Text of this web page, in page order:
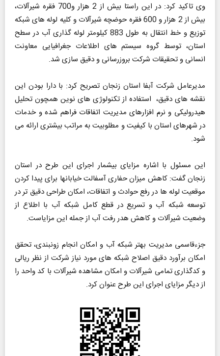
وی تاکید کرد: در این راستا بیش از 2 هزار و700 فقره شیرآلات،
بیش از 2 هزار و 600 فقره حوضچه شیرآلات و کلیه لوله های شبکه
توزیع و خط انتقال به طول 883 کیلومتر لوله گذاری آب در سطح
استان، توسط گروه سیستم های اطلاعات جغرافیایی معاونت
انسانی و تحقیقات شرکت بروزرسانی و دقیق سازی شد.
مدیرعامل شرکت آبفا استان زنجان تصریح کرد: با دارا بودن این
نقشه های دقیق، استفاده از تکنولوژی های نوین همچون تحلیل
هیدرولیکی و نرم افزارهای مدیریت اتفاقات فراهم شده و خدمات
در شهرهای استان با کیفیت و مطلوبیت به مراتب بیشتری ارائه می
شود.
این مسئول با اشاره مزایای بیشمار اجرای این طرح در استان
زنجان گفت: کاهش میزان حفاری آسفالت خیابانها برای پیدا کردن
موقعیت لوله ها در رفع حوادث و اتفاقات، امکان طراحی دقیق تر در
توسعه شبکه آب و تسریع در قطع کامل شبکه آب با اطلاع از
وضعیت شیرآلات و کاهش هدر رفت آب از جمله این مزایاست.
جزءقاسمی مدیریت بهتر شبکه آب و امکان انجام زونبندی، تحقق
امکان برآورد دقیق اصلاح شبکه های مورد نیاز شرکت از نظر ریالی
و کدگذاری تمامی شیرآلات و امکان مشاهده شیرآلات با کد واحد را
از دیگر مزایای اجرای این طرح عنوان کرد.